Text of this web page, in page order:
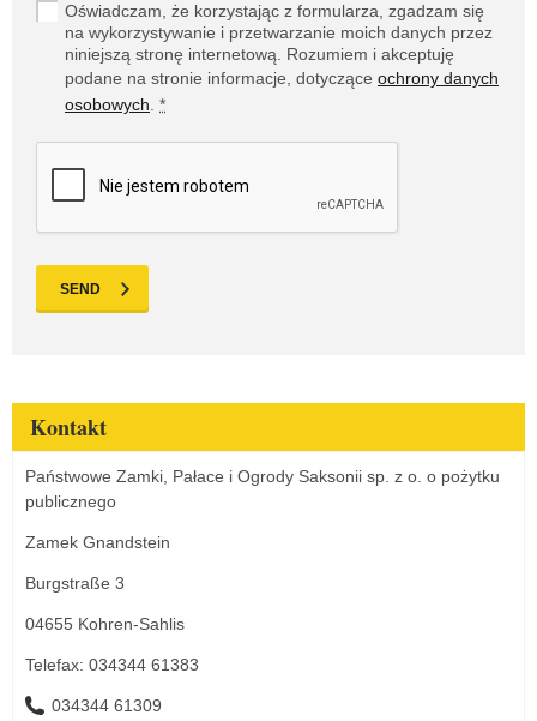
Oświadczam, że korzystając z formularza, zgadzam się
na wykorzystywanie i przetwarzanie moich danych przez
niniejszą stronę internetową. Rozumiem i akceptuję
podane na stronie informacje, dotyczące ochrony danych
osobowych. *
SEND
Kontakt
Państwowe Zamki, Pałace i Ogrody Saksonii sp. z o. o pożytku
publicznego
Zamek Gnandstein
Burgstraße 3
04655 Kohren-Sahlis
Telefax: 034344 61383
034344 61309